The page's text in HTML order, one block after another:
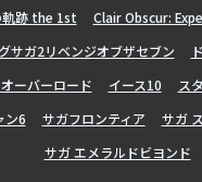
軌跡 the 1st
Clair Obscur:
サガ2リベンジオブザセブン
ーバーロード
イース10
ス
ン6
サガフロンティア
サガ
サガ エメラルドビヨンド